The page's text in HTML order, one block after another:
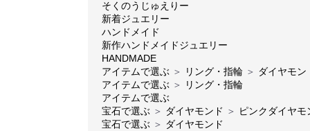
そくのうじゅえりー
新着ジュエリー
ハンドメイド
新作ハンドメイドジュエリー
HANDMADE
アイテムで選ぶ ＞ リング・指輪 ＞ ダイヤモン
アイテムで選ぶ ＞
リング・指輪
アイテムで選ぶ
宝石で選ぶ ＞ ダイヤモンド ＞ ピンクダイヤモ
宝石で選ぶ ＞ ダイヤモンド